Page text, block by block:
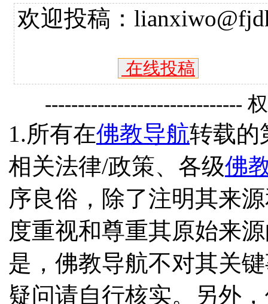
欢迎投稿：
在线投稿
------------------------------
1.所有在佛教导航转载的
相关法律/政策、各级佛
序良俗，除了注明其来
度重视和尊重其原始来
是，佛教导航不对其关
疑问请自行核实。另外